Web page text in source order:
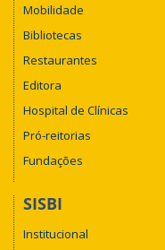
Mobilidade
Bibliotecas
Restaurantes
Editora
Hospital de Clínicas
Pró-reitorias
Fundações
SISBI
Institucional